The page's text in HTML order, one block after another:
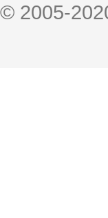
© 2005-